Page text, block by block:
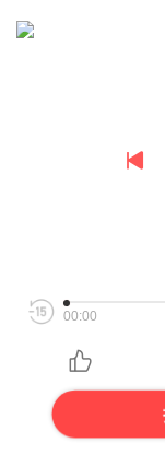
00:00